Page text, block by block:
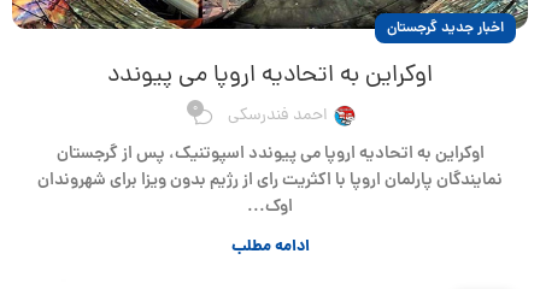
اخبار جدید گرجستان
اوکراین به اتحادیه اروپا می پیوندد
احمد فندرسکی 0
اوکراین به اتحادیه اروپا می پیوندد اسپوتنیک، پس از گرجستان
نمایندگان پارلمان اروپا با اکثریت رای از رژیم بدون ویزا برای شهروندان
اوک...
ادامه مطلب